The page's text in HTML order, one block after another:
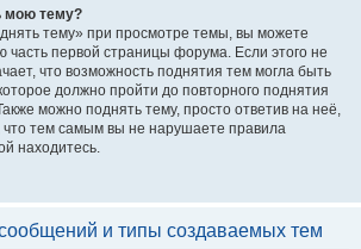
мою тему?
тему» при просмотре темы, вы можете
часть первой страницы форума. Если этого не
что возможность поднятия тем могла быть
должно пройти до повторного поднятия
можно поднять тему, просто ответив на неё,
что тем самым вы не нарушаете правила
находитесь.
и типы создаваемых тем